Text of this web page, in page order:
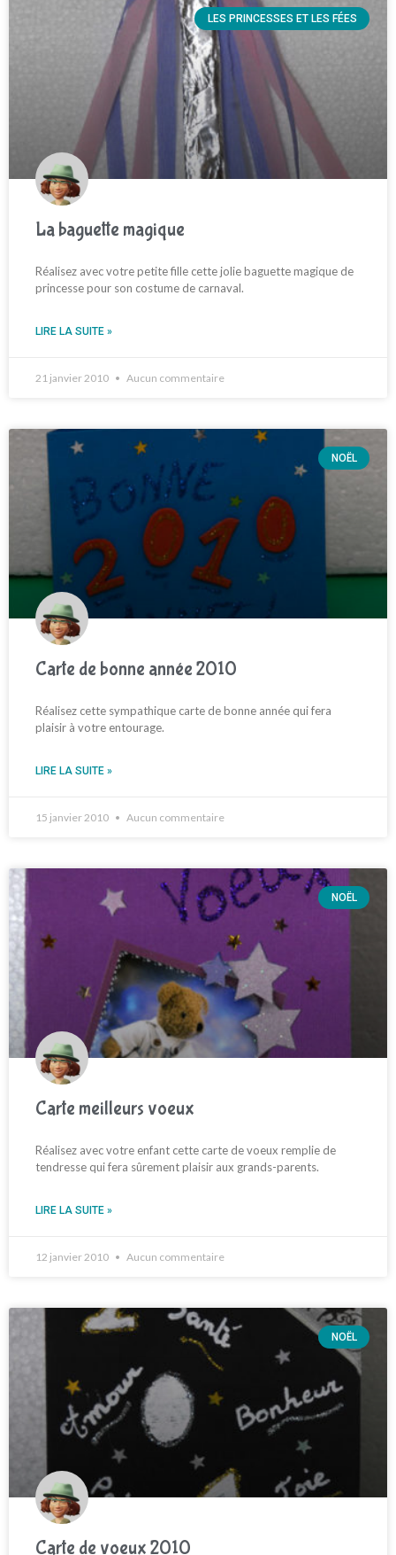
LES PRINCESSES ET LES FÉES
La baguette magique
Réalisez avec votre petite fille cette jolie baguette magique de
princesse pour son costume de carnaval.
LIRE LA SUITE »
21 janvier 2010 Aucun commentaire
NOËL
Carte de bonne année 2010
Réalisez cette sympathique carte de bonne année qui fera
plaisir à votre entourage.
LIRE LA SUITE »
15 janvier 2010 Aucun commentaire
NOËL
Carte meilleurs voeux
Réalisez avec votre enfant cette carte de voeux remplie de
tendresse qui fera sûrement plaisir aux grands-parents.
LIRE LA SUITE »
12 janvier 2010 Aucun commentaire
NOËL
Carte de voeux 2010